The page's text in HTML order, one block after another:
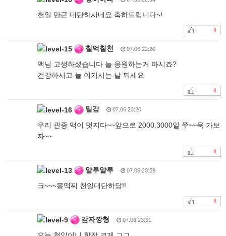
천일 만근 대단하시네요 축하드립니다~!
0
칠억칠천 07.06 22:20
맥님 고생하셨습니다 늘 응원하는거 아시죠?
건강하시고 늘 이기시는 날 되세요
0
밀감 07.06 23:20
우리 관종 맥이 멋지다~~앞으로 2000.3000일 쭈~~욱 가보
자~~
0
얄루얄루 07.06 23:29
크~~~몽맥찌 천일대단하당!!
0
감자깡형 07.06 23:31